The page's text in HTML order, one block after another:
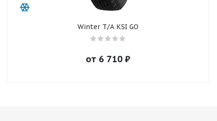
Winter T/A KSI GO
от 6 710 ₽